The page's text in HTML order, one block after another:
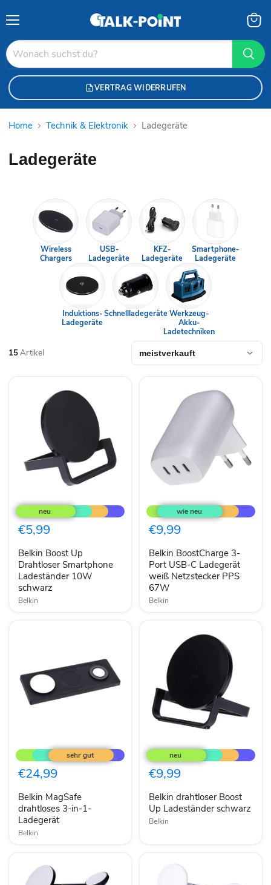
VERTRAG WIDERRUFEN
Home Technik & Elektronik Ladegeräte
Ladegeräte
Wireless
Chargers
USB-
Ladegeräte
KFZ-
Ladegeräte
Smartphone-
Ladegeräte
Induktions-
Ladegeräte
Schnellladegeräte Werkzeug-
Akku-
Ladetechniken
15Artikel
Boost
Up
Drahtloser
Smartphone
10W
schwarz
€5,99
Belkin Boost Up
Drahtloser Smartphone
Ladeständer 10W
schwarz
Belkin
BoostCharge
3-
Port
USB-
Ladegerät
weiß
Netzstecker
PPS
67W
€9,99
Belkin BoostCharge 3-
Port USB-C Ladegerät
weiß Netzstecker PPS
67W
Belkin
MagSafe
drahtloses
3-
in-
Ladegerät
€24,99
Belkin MagSafe
drahtloses 3-in-1-
Ladegerät
Belkin
drahtloser
Boost
Up
Ladeständer
€9,99
Belkin drahtloser Boost
Up Ladeständer schwarz
Belkin